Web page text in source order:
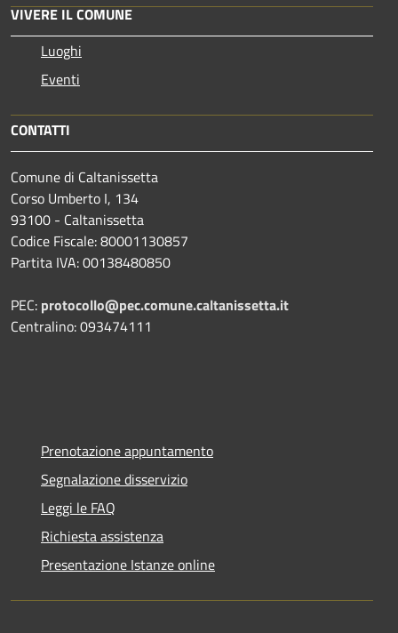
VIVERE IL COMUNE
Luoghi
Eventi
CONTATTI
Comune di Caltanissetta
Corso Umberto I, 134
93100 - Caltanissetta
Codice Fiscale: 80001130857
Partita IVA: 00138480850
PEC: protocollo@pec.comune.caltanissetta.it
Centralino: 093474111
Prenotazione appuntamento
Segnalazione disservizio
Leggi le FAQ
Richiesta assistenza
Presentazione Istanze online